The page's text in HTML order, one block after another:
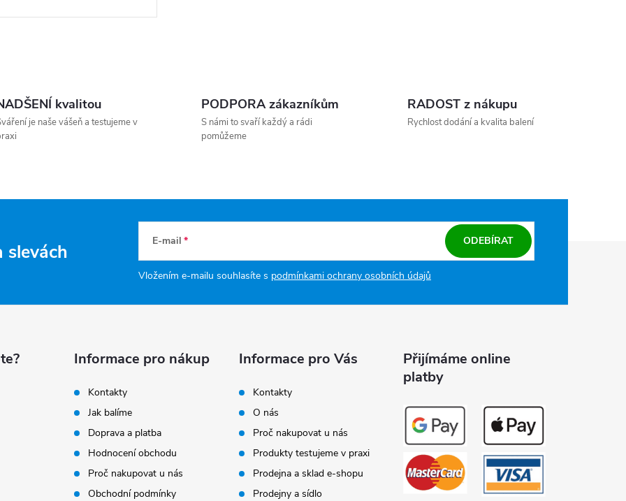
kvalitou
je naše vášeň a testujeme v
PODPORA zákazníkům
S námi to svaří každý a rádi
pomůžeme
RADOST z nákupu
Rychlost dodání a kvalita balení
slevách E-mail
Vložením e-mailu souhlasíte s podmínkami ochrany osobních údajů
ODEBÍRAT
Informace pro nákup
Kontakty
Jak balíme
Doprava a platba
Hodnocení obchodu
Proč nakupovat u nás
Obchodní podmínky
Informace pro Vás
Kontakty
O nás
Proč nakupovat u nás
Produkty testujeme v praxi
Prodejna a sklad e-shopu
Prodejny a sídlo
Přijímáme online
platby